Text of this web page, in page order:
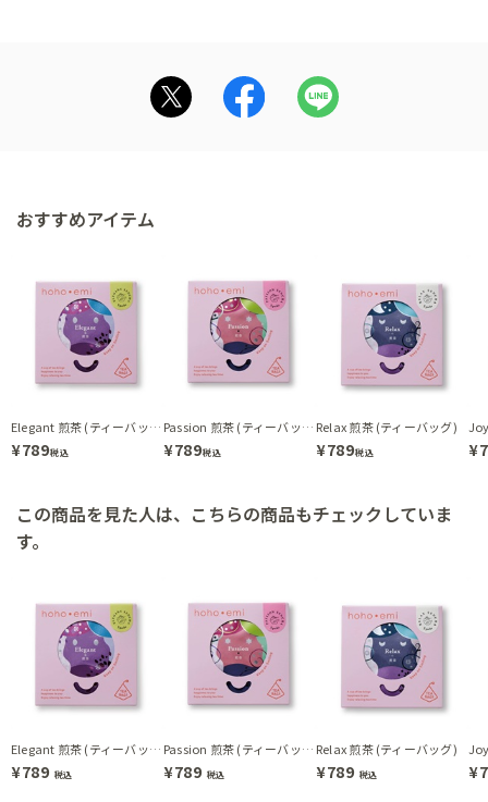
おすすめアイテム
Elegant 煎茶 (ティーバッグ)
¥789税込
Passion 煎茶 (ティーバッグ)
¥789税込
Relax 煎茶 (ティーバッグ)
¥789税込
この商品を見た人は、こちらの商品もチェックしていま
す。
Elegant 煎茶 (ティーバッグ)
¥789 税込
Passion 煎茶 (ティーバッグ)
¥789 税込
Relax 煎茶 (ティーバッグ)
¥789 税込